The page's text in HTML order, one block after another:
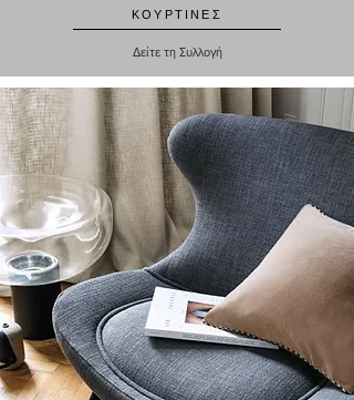
ΚΟΥΡΤΙΝΕΣ
Δείτε τη Συλλογή